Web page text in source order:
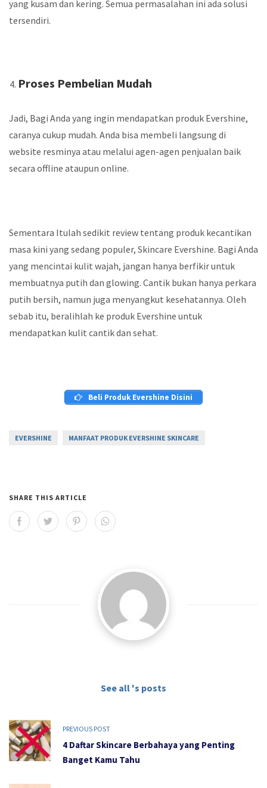
yang kusam dan kering. Semua permasalahan ini ada solusi
tersendiri.
Proses Pembelian Mudah
Jadi, Bagi Anda yang ingin mendapatkan produk Evershine,
caranya cukup mudah. Anda bisa membeli langsung di
website resminya atau melalui agen-agen penjualan baik
secara offline ataupun online.
Sementara Itulah sedikit review tentang produk kecantikan
masa kini yang sedang populer, Skincare Evershine. Bagi Anda
yang mencintai kulit wajah, jangan hanya berfikir untuk
membuatnya putih dan glowing. Cantik bukan hanya perkara
putih bersih, namun juga menyangkut kesehatannya. Oleh
sebab itu, beralihlah ke produk Evershine untuk
mendapatkan kulit cantik dan sehat.
Beli Produk Evershine Disini
EVERSHINE MANFAAT PRODUK EVERSHINE SKINCARE
SHARE THIS ARTICLE
See all 's posts
PREVIOUS POST
4 Daftar Skincare Berbahaya yang Penting
Banget Kamu Tahu